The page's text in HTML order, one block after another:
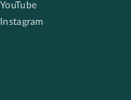
YouTube
Instagram